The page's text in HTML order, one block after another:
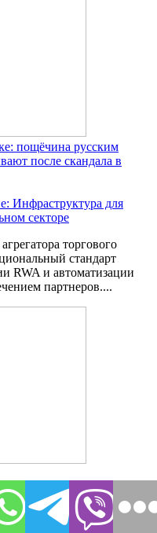
пощёчина русским
после скандала в
Инфраструктура для
секторе
торгового
стандарт
RWA и автоматизации
партнеров....